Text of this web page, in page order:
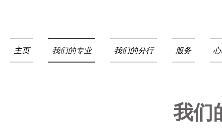
主页 我们的专业 我们的分行 服务
我们